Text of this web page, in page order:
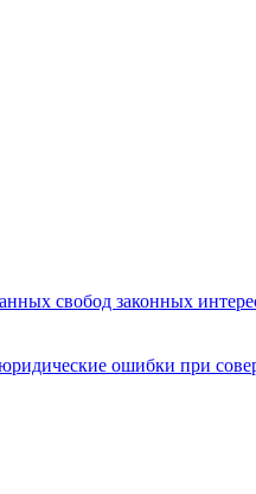
свобод законных
ошибки при